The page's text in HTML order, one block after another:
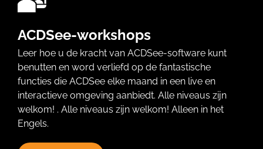
ACDSee-workshops
Leer hoe u de kracht van ACDSee-software kunt
benutten en word verliefd op de fantastische
functies die ACDSee elke maand in een live en
interactieve omgeving aanbiedt. Alle niveaus zijn
welkom! . Alle niveaus zijn welkom! Alleen in het
Engels.